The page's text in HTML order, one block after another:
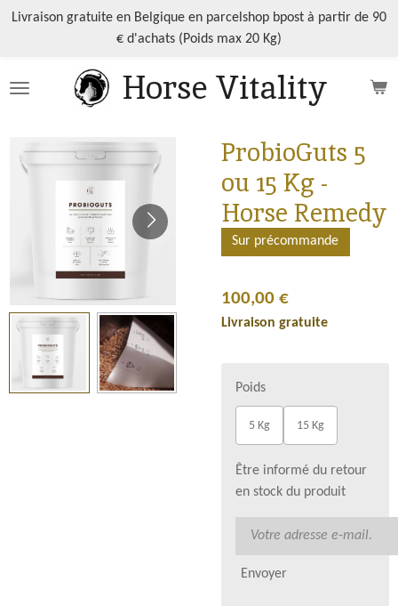
Passer
principal
Horse Vitality
Livraison gratuite en Belgique en parcelshop bpost à partir de 90
€ d'achats (Poids max 20 Kg)
ProbioGuts 5
ou 15 Kg -
Horse Remedy
Sur précommande
100,00 €
Livraison gratuite
Poids
5 Kg 15 Kg
Être informé du retour
en stock du produit
Envoyer